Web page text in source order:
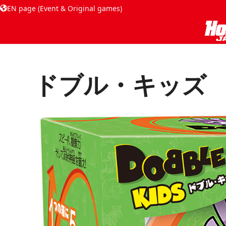
EN page (Event & Original games)
ドブル・キッズ